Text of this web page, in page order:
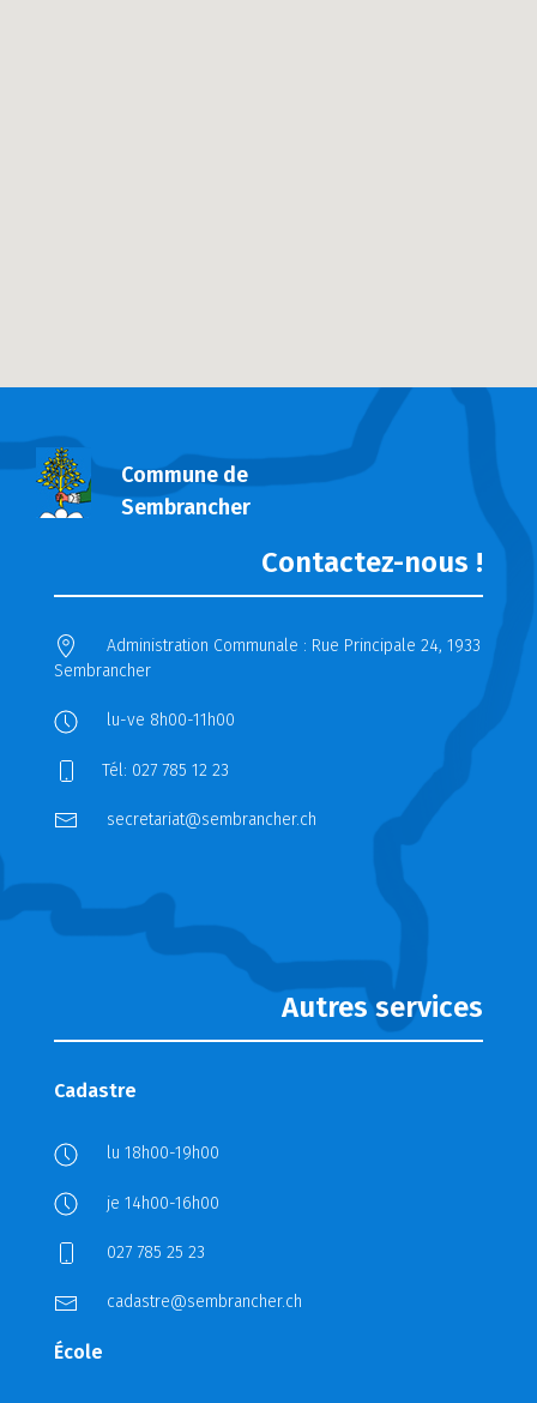
Commune de
Sembrancher
Contactez-nous !
Administration Communale : Rue Principale 24, 1933
Sembrancher
lu-ve 8h00-11h00
Tél: 027 785 12 23
secretariat@sembrancher.ch
Autres services
Cadastre
lu 18h00-19h00
je 14h00-16h00
027 785 25 23
cadastre@sembrancher.ch
École